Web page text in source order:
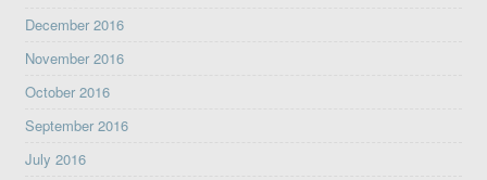
December 2016
November 2016
October 2016
September 2016
July 2016